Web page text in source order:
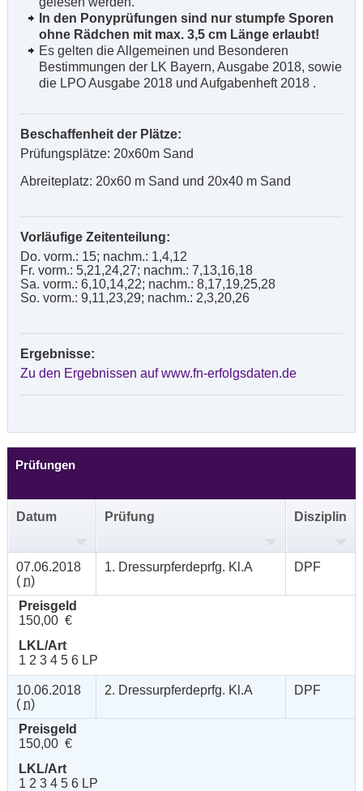
In den Ponyprüfungen sind nur stumpfe Sporen
ohne Rädchen mit max. 3,5 cm Länge erlaubt!
Es gelten die Allgemeinen und Besonderen
Bestimmungen der LK Bayern, Ausgabe 2018, sowie
die LPO Ausgabe 2018 und Aufgabenheft 2018 .
Beschaffenheit der Plätze:
Prüfungsplätze: 20x60m Sand
Abreiteplatz: 20x60 m Sand und 20x40 m Sand
Vorläufige Zeitenteilung:
Do. vorm.: 15; nachm.: 1,4,12
Fr. vorm.: 5,21,24,27; nachm.: 7,13,16,18
Sa. vorm.: 6,10,14,22; nachm.: 8,17,19,25,28
So. vorm.: 9,11,23,29; nachm.: 2,3,20,26
Ergebnisse:
Zu den Ergebnissen auf www.fn-erfolgsdaten.de
Prüfungen
Datum Prüfung Disziplin
07.06.2018
( n)
1. Dressurpferdeprfg. Kl.A DPF
Preisgeld
150,00 €
LKL/Art
1 2 3 4 5 6 LP
10.06.2018
( n)
2. Dressurpferdeprfg. Kl.A DPF
Preisgeld
150,00 €
LKL/Art
1 2 3 4 5 6 LP